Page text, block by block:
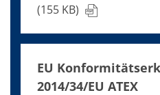
(155 KB)
EU
2014/34/EU ATEX